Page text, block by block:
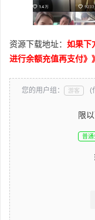
资源下载地址： 如果下
进行余额充值再支付》》
您的用户组： 游客 (
限
普通